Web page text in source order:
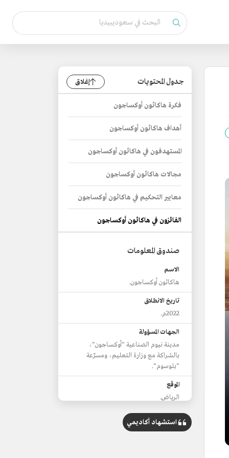
جدول المحتويات إغلاق
فكرة هاكاثون أوكساجون
أهداف هاكاثون أوكساجون
المستهدفون في هاكاثون أوكساجون
مجالات هاكاثون أوكساجون
معايير التحكيم في هاكاثون أوكساجون
الفائزون في هاكاثون أوكساجون
صندوق المعلومات
الاسم
هاكاثون أوكساجون.
تاريخ الانطلاق
2022م.
الجهات المسؤولة
مدينة نيوم الصناعية "أوكساجون"،
بالشراكة مع وزارة التعليم، ومسرّعة
"بلوسوم".
الموقع
الرياض.
ثلاثة أيام.
استشهاد أكاديمي